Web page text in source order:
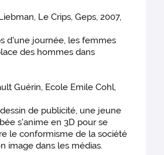
Le Crips, Geps, 2007,
d'une journée, les femmes
des hommes dans
Guérin, Ecole Emile Cohl,
de publicité, une jeune
s'anime en 3D pour se
le conformisme de la société
image dans les médias.